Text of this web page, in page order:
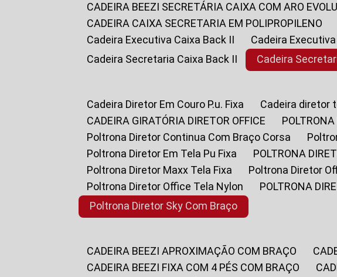
CADEIRA BEEZI SECRETÁRIA CAIXA COM ARO
CADEIRA CAIXA SECRETARIA EM POLIPROPILENO
Cadeira Executiva Caixa Back II
Cadeira
Cadeira Secretaria Caixa Back II
Cadeira
Cadeira Diretor Em Couro P.u. Fixa
Cadeira diretor
CADEIRA GIRATÓRIA DIRETOR OFFICE
Poltrona Diretor Continua Com Braço Corsa
Poltrona Diretor Em Tela Pu Fixa
POLTRONA
Poltrona Diretor Maxx Tela Fixa
Poltrona Diretor
Poltrona Diretor Office Tela Nylon
POLTRONA
Poltrona Diretor Sky Com Braço
CADEIRA BEEZI APROXIMAÇÃO COM BRAÇO
CADEIRA BEEZI FIXA COM 4 PÉS COM BRAÇO